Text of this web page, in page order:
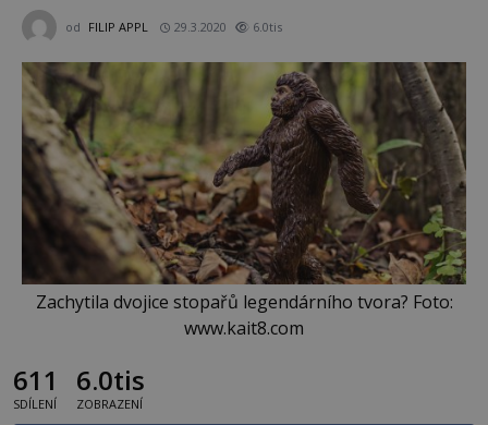
od FILIP APPL 29.3.2020 6.0tis
Zachytila dvojice stopařů legendárního tvora? Foto:
www.kait8.com
611
SDÍLENÍ
6.0tis
ZOBRAZENÍ